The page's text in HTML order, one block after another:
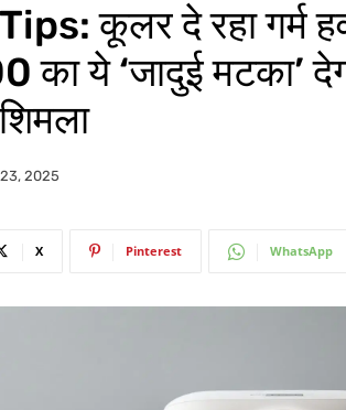
कूलर दे रहा गर्म
का ये ‘जादुई मटका’
2025
X Pinterest WhatsApp